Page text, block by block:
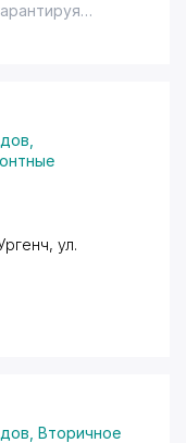
ул.
,Вторичное